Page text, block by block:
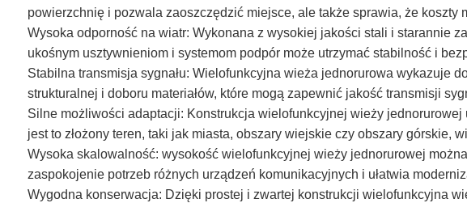
powierzchnię i pozwala zaoszczędzić miejsce, ale także sprawia, że ​​koszty
Wysoka odporność na wiatr: Wykonana z wysokiej jakości stali i starannie
ukośnym usztywnieniom i systemom podpór może utrzymać stabilność i
Stabilna transmisja sygnału: Wielofunkcyjna wieża jednorurowa wykazuje
strukturalnej i doboru materiałów, które mogą zapewnić jakość transmisji
Silne możliwości adaptacji: Konstrukcja wielofunkcyjnej wieży
jest to złożony teren, taki jak miasta, obszary wiejskie czy obszary
Wysoka skalowalność: wysokość wielofunkcyjnej wieży jednorurowej
zaspokojenie potrzeb różnych urządzeń komunikacyjnych i ułatwia
Wygodna konserwacja: Dzięki prostej i zwartej konstrukcji wielofunkcyjna